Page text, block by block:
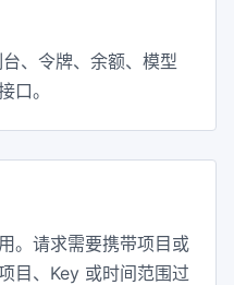
、令牌、余额、模型
口。
。请求需要携带项目或
目、Key 或时间范围过